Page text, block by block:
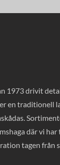
1973 drivit
traditionell
där vi
tagen